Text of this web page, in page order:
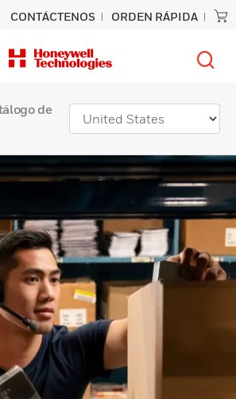
CONTÁCTENOS ORDEN RÁPIDA
de